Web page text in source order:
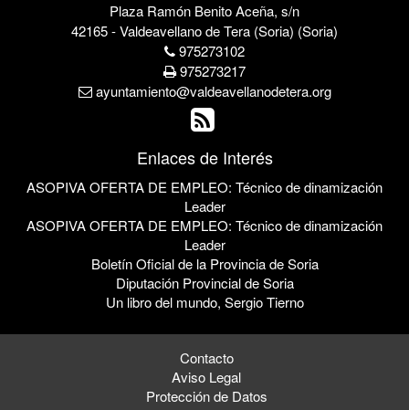
Plaza Ramón Benito Aceña, s/n
42165 - Valdeavellano de Tera (Soria) (Soria)
975273102
975273217
ayuntamiento@valdeavellanodetera.org
Enlaces de Interés
ASOPIVA OFERTA DE EMPLEO: Técnico de dinamización
Leader
ASOPIVA OFERTA DE EMPLEO: Técnico de dinamización
Leader
Boletín Oficial de la Provincia de Soria
Diputación Provincial de Soria
Un libro del mundo, Sergio Tierno
Contacto
Aviso Legal
Protección de Datos